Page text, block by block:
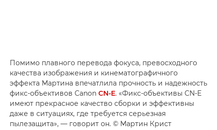
Помимо плавного перевода фокуса, превосходного
качества изображения и кинематографичного
эффекта Мартина впечатлила прочность и надежность
фикс-объективов Canon CN-E. «Фикс-объективы CN-E
имеют прекрасное качество сборки и эффективны
даже в ситуациях, где требуется серьезная
пылезащита», — говорит он. © Мартин Крист